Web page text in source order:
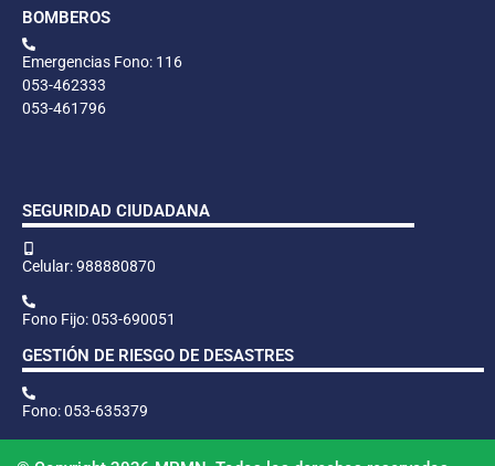
BOMBEROS
Emergencias Fono: 116
053-462333
053-461796
SEGURIDAD CIUDADANA
Celular: 988880870
Fono Fijo: 053-690051
GESTIÓN DE RIESGO DE DESASTRES
Fono: 053-635379